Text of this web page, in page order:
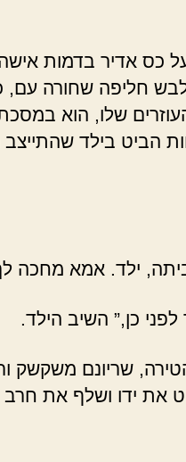
כס אדיר בדמות
חליפה שחורה עם,
שלו, הוא
הביט בילד שהתייצב
ילד. אמא מחכה
כן,” השיב הילד.
שריונם משקשק
את ידו ושלף את